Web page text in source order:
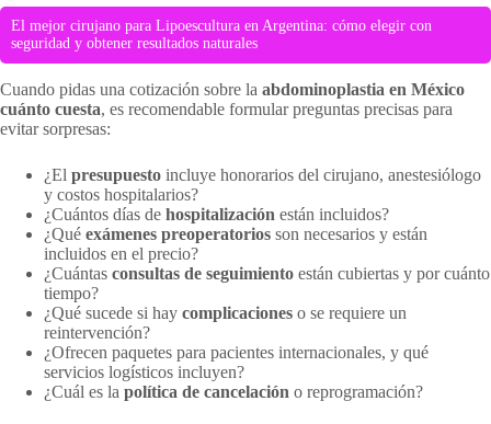
El mejor cirujano para Lipoescultura en Argentina: cómo elegir con
seguridad y obtener resultados naturales
Cuando pidas una cotización sobre la abdominoplastia en México
cuánto cuesta, es recomendable formular preguntas precisas para
evitar sorpresas:
¿El presupuesto incluye honorarios del cirujano, anestesiólogo
y costos hospitalarios?
¿Cuántos días de hospitalización están incluidos?
¿Qué exámenes preoperatorios son necesarios y están
incluidos en el precio?
¿Cuántas consultas de seguimiento están cubiertas y por cuánto
tiempo?
¿Qué sucede si hay complicaciones o se requiere un
reintervención?
¿Ofrecen paquetes para pacientes internacionales, y qué
servicios logísticos incluyen?
¿Cuál es la política de cancelación o reprogramación?